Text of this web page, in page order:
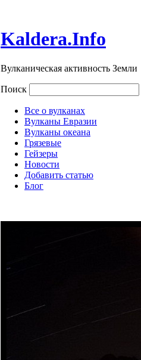
Kaldera.Info
Вулканическая активность Земли
Поиск
Все о вулканах
Вулканы Евразии
Вулканы океана
Грязевые
Гейзеры
Новости
Добавить статью
Блог